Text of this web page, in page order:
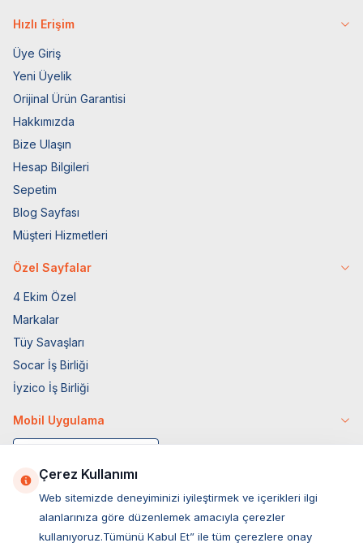
Hızlı Erişim
Üye Giriş
Yeni Üyelik
Orijinal Ürün Garantisi
Hakkımızda
Bize Ulaşın
Hesap Bilgileri
Sepetim
Blog Sayfası
Müşteri Hizmetleri
Özel Sayfalar
4 Ekim Özel
Markalar
Tüy Savaşları
Socar İş Birliği
İyzico İş Birliği
Mobil Uygulama
Çerez Kullanımı
Web sitemizde deneyiminizi iyileştirmek ve içerikleri ilgi
alanlarınıza göre düzenlemek amacıyla çerezler
kullanıyoruz.Tümünü Kabul Et” ile tüm çerezlere onay